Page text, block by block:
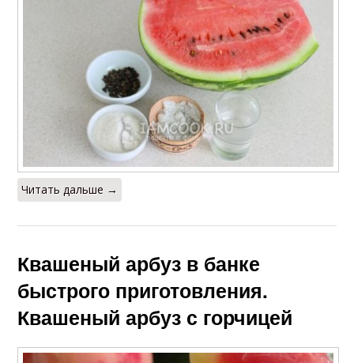
Читать дальше →
Квашеный арбуз в банке
быстрого приготовления.
Квашеный арбуз с горчицей